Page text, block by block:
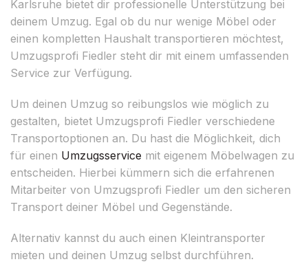
Karlsruhe bietet dir professionelle Unterstützung bei
deinem Umzug. Egal ob du nur wenige Möbel oder
einen kompletten Haushalt transportieren möchtest,
Umzugsprofi Fiedler steht dir mit einem umfassenden
Service zur Verfügung.
Um deinen Umzug so reibungslos wie möglich zu
gestalten, bietet Umzugsprofi Fiedler verschiedene
Transportoptionen an. Du hast die Möglichkeit, dich
für einen Umzugsservice mit eigenem Möbelwagen zu
entscheiden. Hierbei kümmern sich die erfahrenen
Mitarbeiter von Umzugsprofi Fiedler um den sicheren
Transport deiner Möbel und Gegenstände.
Alternativ kannst du auch einen Kleintransporter
mieten und deinen Umzug selbst durchführen.